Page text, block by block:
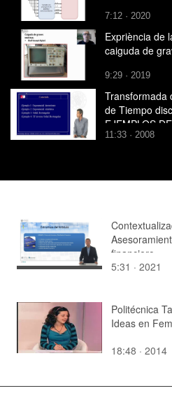
7:12 · 2020
Expriència de
caiguda de
9:29 · 2019
Transformada
de Tiempo
EJEMPLOS
DE
11:33 · 2008
financiero.
5:31 · 2021
Politécnica
Ideas en
18:48 · 2014